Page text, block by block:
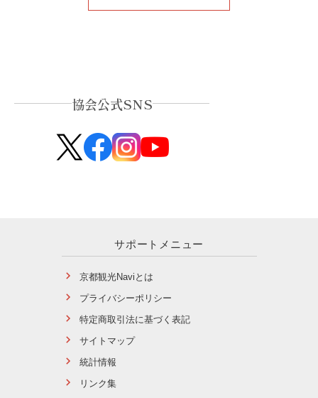
協会公式SNS
サポートメニュー
京都観光Naviとは
プライバシーポリシー
特定商取引法に基づく表記
サイトマップ
統計情報
リンク集